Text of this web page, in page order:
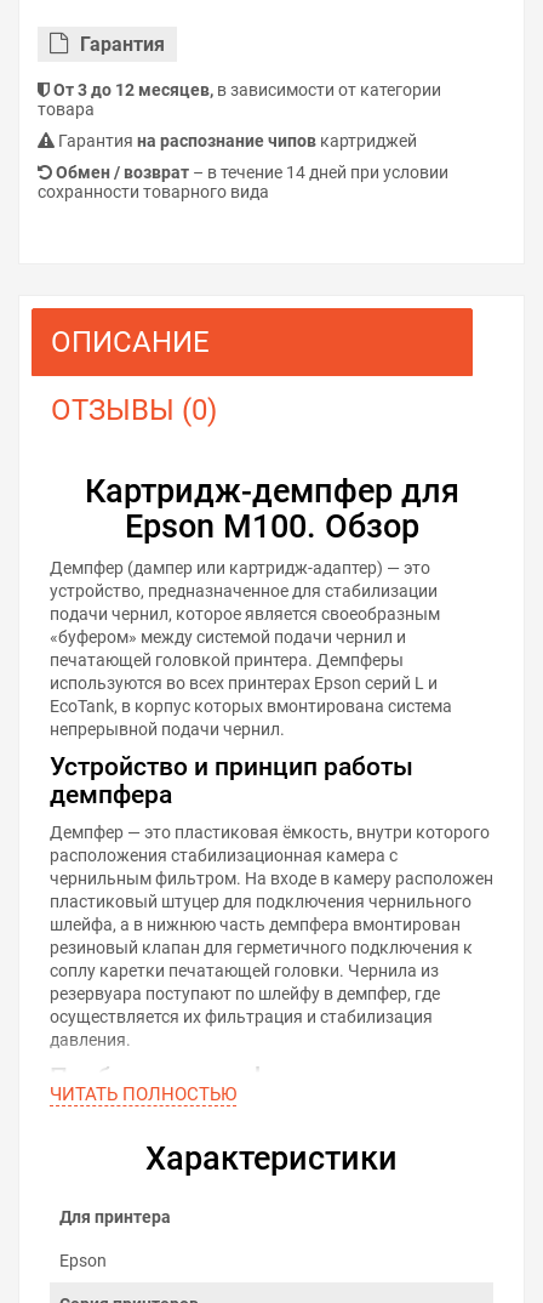
Гарантия
От 3 до 12 месяцев, в зависимости от категории
товара
Гарантия на распознание чипов картриджей
Обмен / возврат – в течение 14 дней при условии
сохранности товарного вида
ОПИСАНИЕ
ОТЗЫВЫ (0)
Картридж-демпфер для
Epson M100. Обзор
Демпфер (дампер или картридж-адаптер) — это
устройство, предназначенное для стабилизации
подачи чернил, которое является своеобразным
«буфером» между системой подачи чернил и
печатающей головкой принтера. Демпферы
используются во всех принтерах Epson серий L и
EcoTank, в корпус которых вмонтирована система
непрерывной подачи чернил.
Устройство и принцип работы
демпфера
Демпфер — это пластиковая ёмкость, внутри которого
расположения стабилизационная камера с
чернильным фильтром. На входе в камеру расположен
пластиковый штуцер для подключения чернильного
шлейфа, а в нижнюю часть демпфера вмонтирован
резиновый клапан для герметичного подключения к
соплу каретки печатающей головки. Чернила из
резервуара поступают по шлейфу в демпфер, где
осуществляется их фильтрация и стабилизация
давления.
Проблемы демпферов
пропускную способность и отражаются на качестве
Засорение
Высыхание чернил
ЧИТАТЬ ПОЛНОСТЬЮ
Характеристики
Для принтера
Epson